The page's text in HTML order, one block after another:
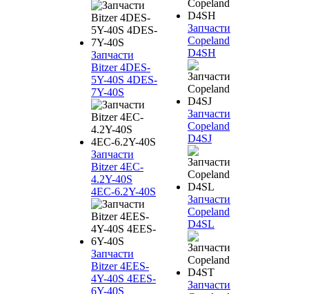
Запчасти
Bitzer 4DES-
5Y-40S 4DES-
7Y-40S
Запчасти
Bitzer 4EC-
4.2Y-40S
4EC-6.2Y-40S
Запчасти
Bitzer 4EES-
4Y-40S 4EES-
6Y-40S
Запчасти
Copeland
D4SH
Запчасти
Copeland
D4SJ
Запчасти
Copeland
D4SL
Запчасти